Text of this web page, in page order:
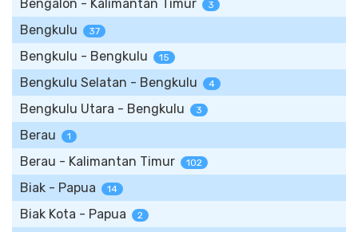
Bengalon - Kalimantan Timur 3
Bengkulu 37
Bengkulu - Bengkulu 15
Bengkulu Selatan - Bengkulu 4
Bengkulu Utara - Bengkulu 3
Berau 1
Berau - Kalimantan Timur 102
Biak - Papua 14
Biak Kota - Papua 2